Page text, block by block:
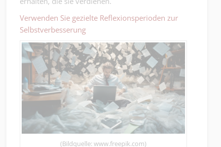
Verwenden Sie gezielte Reflexionsperioden zur
Selbstverbesserung
(Bildquelle: www.freepik.com)